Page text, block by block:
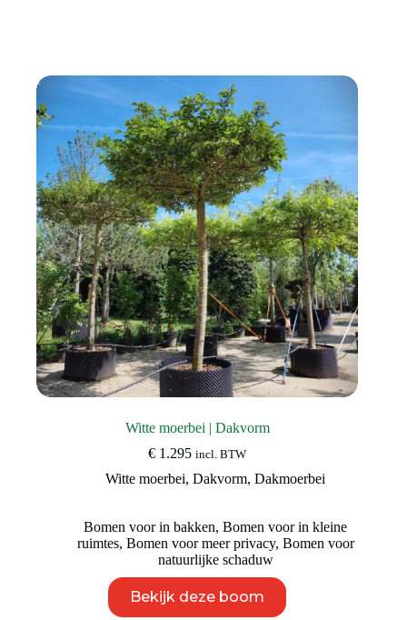
Witte moerbei | Dakvorm
€ 1.295 incl. BTW
Witte moerbei,Dakvorm,Dakmoerbei
Bomen voor in bakken,Bomen voor in kleine
ruimtes, Bomen voor meer privacy, Bomen voor
natuurlijke schaduw
Bekijk deze boom
product